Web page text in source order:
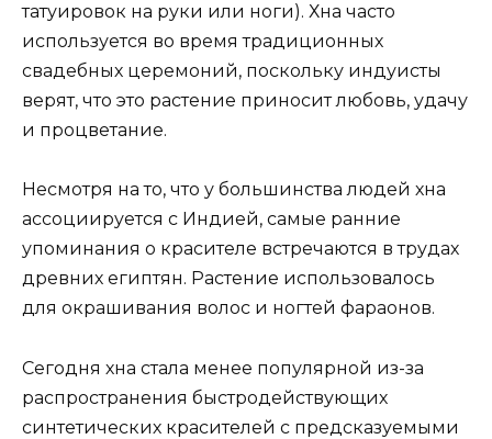
татуировок на руки или ноги). Хна часто
используется во время традиционных
свадебных церемоний, поскольку индуисты
верят, что это растение приносит любовь, удачу
и процветание.
Несмотря на то, что у большинства людей хна
ассоциируется с Индией, самые ранние
упоминания о красителе встречаются в трудах
древних египтян. Растение использовалось
для окрашивания волос и ногтей фараонов.
Сегодня хна стала менее популярной из-за
распространения быстродействующих
синтетических красителей с предсказуемыми